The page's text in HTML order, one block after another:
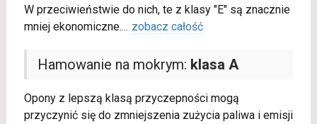
W przeciwieństwie do nich, te z klasy "E" są znacznie
mniej ekonomiczne.... zobacz całość
Hamowanie na mokrym: klasa A
Opony z lepszą klasą przyczepności mogą
przyczynić się do zmniejszenia zużycia paliwa i emisji